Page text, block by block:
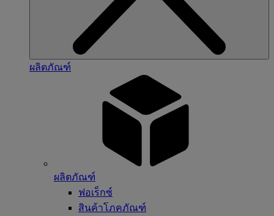
ผลิตภัณฑ์
ผลิตภัณฑ์
ฟอเร็กซ์
สินค้าโภคภัณฑ์